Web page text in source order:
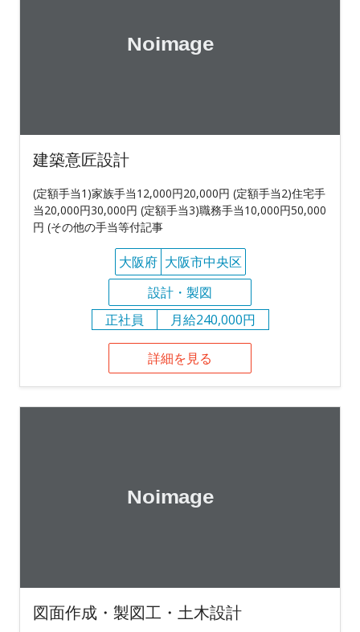
建築意匠設計
(定額手当1)家族手当12,000円20,000円 (定額手当2)住宅手
当20,000円30,000円 (定額手当3)職務手当10,000円50,000
円 (その他の手当等付記事
大阪府 大阪市中央区
設計・製図
正社員
月給240,000円
詳細を見る
図面作成・製図工・土木設計